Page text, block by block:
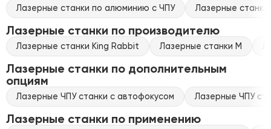
Лазерные станки по алюминию с ЧПУ Лазерные
Лазерные станки по производителю
Лазерные станки King Rabbit Лазерные станки M
Лазерные станки по дополнительным
опциям
Лазерные ЧПУ станки с автофокусом Лазерные ЧПУ
Лазерные станки по применению